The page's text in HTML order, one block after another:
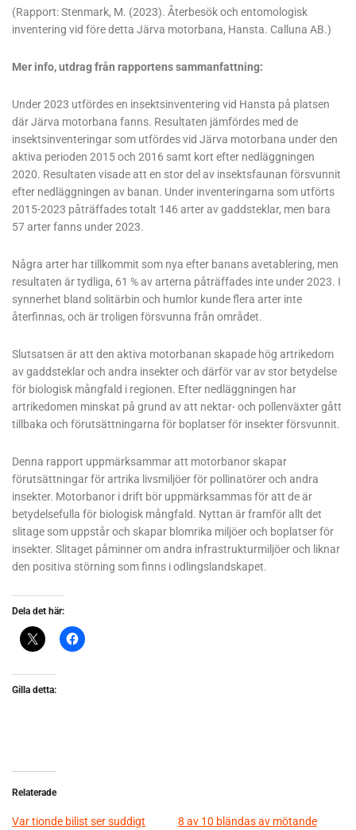
(Rapport: Stenmark, M. (2023). Återbesök och entomologisk
inventering vid före detta Järva motorbana, Hansta. Calluna AB.)
Mer info, utdrag från rapportens sammanfattning:
Under 2023 utfördes en insektsinventering vid Hansta på platsen
där Järva motorbana fanns. Resultaten jämfördes med de
insektsinventeringar som utfördes vid Järva motorbana under den
aktiva perioden 2015 och 2016 samt kort efter nedläggningen
2020. Resultaten visade att en stor del av insektsfaunan försvunnit
efter nedläggningen av banan. Under inventeringarna som utförts
2015-2023 påträffades totalt 146 arter av gaddsteklar, men bara
57 arter fanns under 2023.
Några arter har tillkommit som nya efter banans avetablering, men
resultaten är tydliga, 61 % av arterna påträffades inte under 2023. I
synnerhet bland solitärbin och humlor kunde flera arter inte
återfinnas, och är troligen försvunna från området.
Slutsatsen är att den aktiva motorbanan skapade hög artrikedom
av gaddsteklar och andra insekter och därför var av stor betydelse
för biologisk mångfald i regionen. Efter nedläggningen har
artrikedomen minskat på grund av att nektar- och pollenväxter gått
tillbaka och förutsättningarna för boplatser för insekter försvunnit.
Denna rapport uppmärksammar att motorbanor skapar
förutsättningar för artrika livsmiljöer för pollinatörer och andra
insekter. Motorbanor i drift bör uppmärksammas för att de är
betydelsefulla för biologisk mångfald. Nyttan är framför allt det
slitage som uppstår och skapar blomrika miljöer och boplatser för
insekter. Slitaget påminner om andra infrastrukturmiljöer och liknar
den positiva störning som finns i odlingslandskapet.
Dela det här:
Gilla detta:
Relaterade
Var tionde bilist ser suddigt
8 av 10 bländas av mötande